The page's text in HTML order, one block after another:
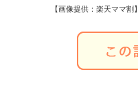
【画像提供：楽天ママ割】